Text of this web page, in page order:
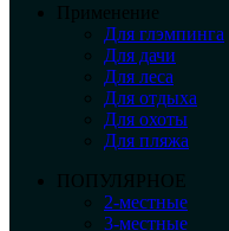
Применение
Для глэмпинга
Для дачи
Для леса
Для отдыха
Для охоты
Для пляжа
ПОПУЛЯРНОЕ
2-местные
3-местные